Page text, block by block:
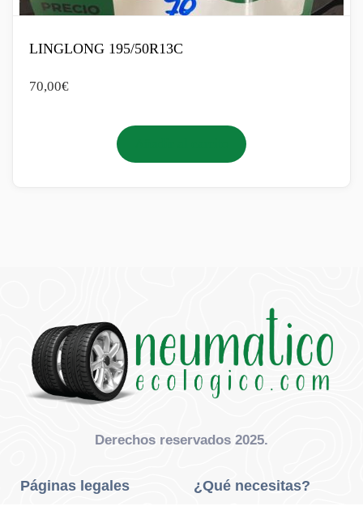
LINGLONG 195/50R13C
70,00€
Derechos reservados 2025.
Páginas legales ¿Qué necesitas?